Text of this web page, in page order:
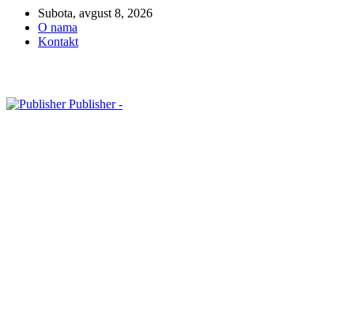
Subota, avgust 8, 2026
O nama
Kontakt
Publisher -